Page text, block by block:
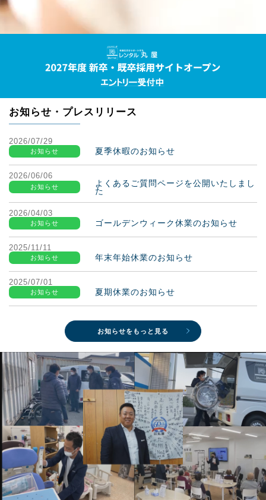
お知らせ・プレスリリース
2026/07/29
お知らせ 夏季休暇のお知らせ
2026/06/06
お知らせ
よくあるご質問ページを公開いたしまし
た
2026/04/03
お知らせ ゴールデンウィーク休業のお知らせ
2025/11/11
お知らせ 年末年始休業のお知らせ
2025/07/01
お知らせ 夏期休業のお知らせ
お知らせをもっと見る